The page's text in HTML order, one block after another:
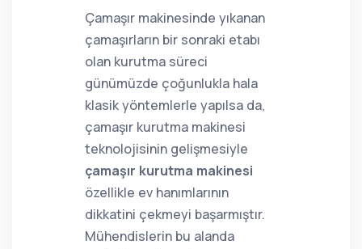
Çamaşır makinesinde yıkanan
çamaşırların bir sonraki etabı
olan kurutma süreci
günümüzde çoğunlukla hala
klasik yöntemlerle yapılsa da,
çamaşır kurutma makinesi
teknolojisinin gelişmesiyle
çamaşır kurutma makinesi
özellikle ev hanımlarının
dikkatini çekmeyi başarmıştır.
Mühendislerin bu alanda